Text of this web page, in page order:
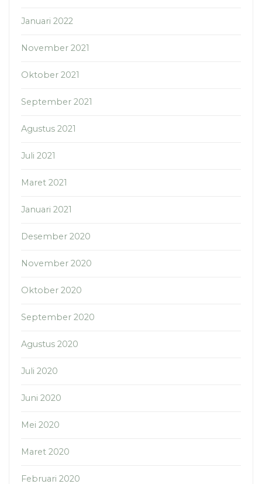
Januari 2022
November 2021
Oktober 2021
September 2021
Agustus 2021
Juli 2021
Maret 2021
Januari 2021
Desember 2020
November 2020
Oktober 2020
September 2020
Agustus 2020
Juli 2020
Juni 2020
Mei 2020
Maret 2020
Februari 2020